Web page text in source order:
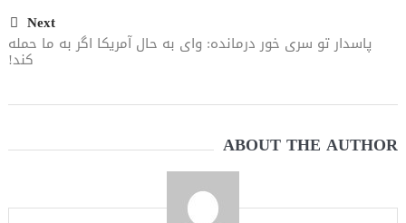
Next
پاسدار تو سری خور درمانده: وای به حال آمریکا اگر به ما حمله
کند!
ABOUT THE AUTHOR